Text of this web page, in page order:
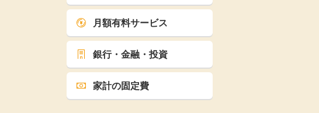
月額有料サービス
銀行・金融・投資
家計の固定費